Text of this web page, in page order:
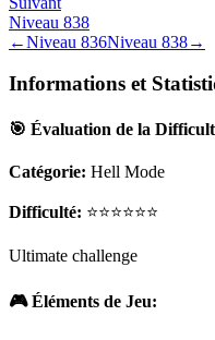
Niveau 838
←Niveau 836Niveau 838→
Informations et
🎯 Évaluation de la
Catégorie: Hell Mode
Difficulté: ⭐⭐⭐⭐⭐⭐
Ultimate challenge
🎮 Éléments de Jeu: